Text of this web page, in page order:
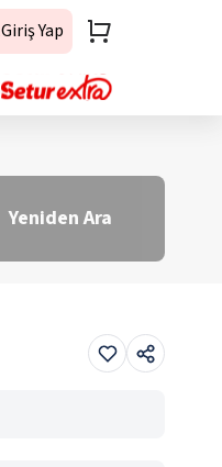
Giriş Yap
Yeniden Ara